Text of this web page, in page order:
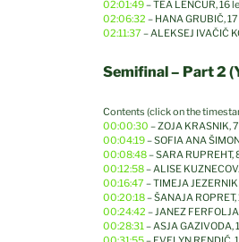
02:01:49– TEA LENCUR, 16
02:06:32 – HANA GRUBIČ,
02:11:37 – ALEKSEJ IVAČIČ
Semifinal – Part 2
Contents (click on the
00:00:30 – ZOJA KRASNIK,
00:04:19– SOFIA ANA
00:08:48– SARA
00:12:58– ALISE
00:16:47 – TIMEJA
00:20:18– ŠANAJA
00:24:42 – JANEZ
00:28:31– ASJA GAZIVODA,